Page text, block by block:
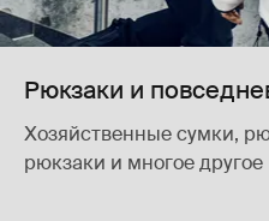
Рюкзаки и
Хозяйственные сумки,
рюкзаки и многое другое